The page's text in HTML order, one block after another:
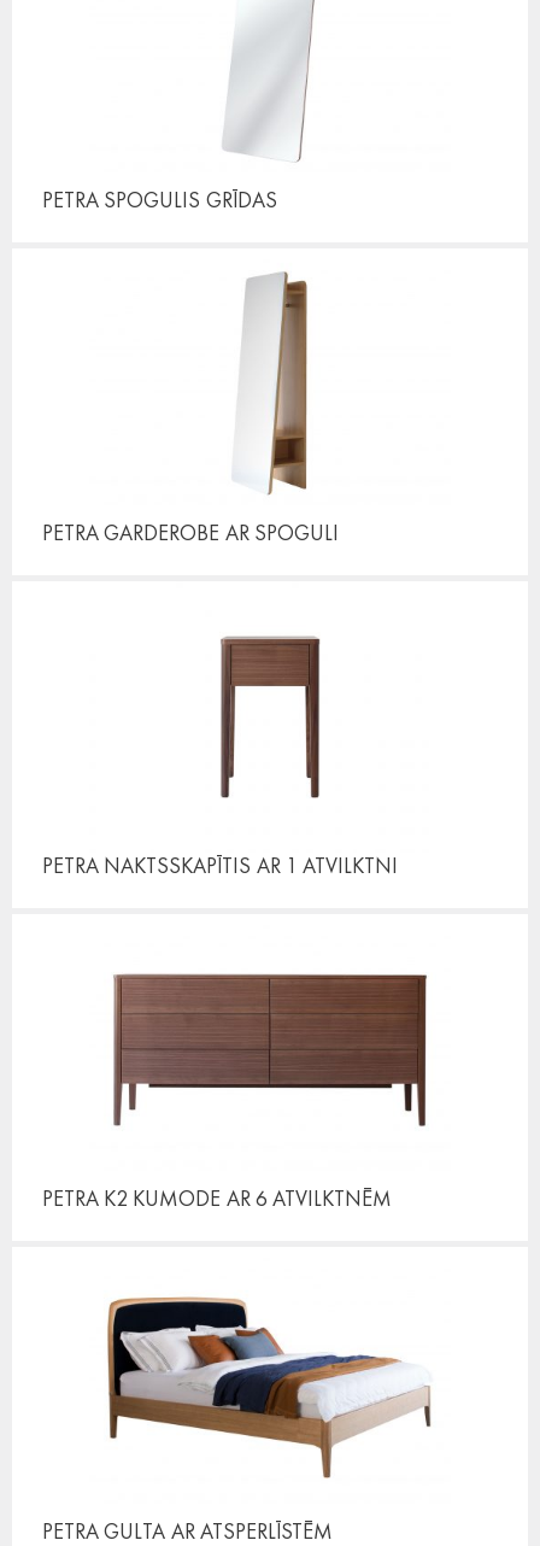
PETRA SPOGULIS GRĪDAS
PETRA GARDEROBE AR SPOGULI
PETRA NAKTSSKAPĪTIS AR 1 ATVILKTNI
PETRA K2 KUMODE AR 6 ATVILKTNĒM
PETRA GULTA AR ATSPERLĪSTĒM